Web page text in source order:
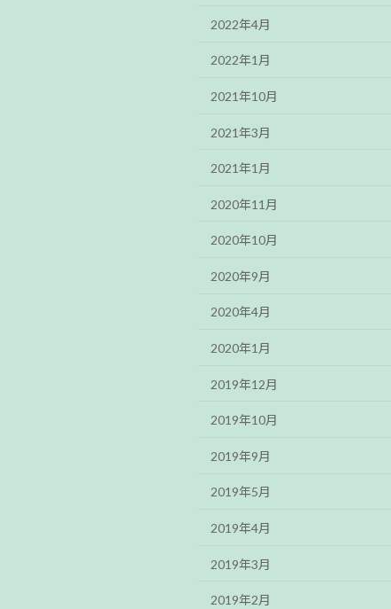
2022年4月
2022年1月
2021年10月
2021年3月
2021年1月
2020年11月
2020年10月
2020年9月
2020年4月
2020年1月
2019年12月
2019年10月
2019年9月
2019年5月
2019年4月
2019年3月
2019年2月